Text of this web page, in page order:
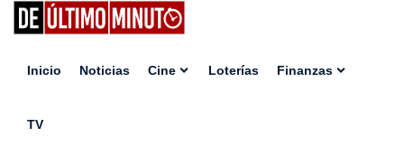
Inicio Noticias Cine Loterías Finanzas
TV